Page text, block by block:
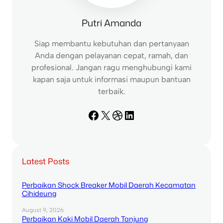
Putri Amanda
Siap membantu kebutuhan dan pertanyaan
Anda dengan pelayanan cepat, ramah, dan
profesional. Jangan ragu menghubungi kami
kapan saja untuk informasi maupun bantuan
terbaik.
Facebook X Dribbble LinkedIn
Latest Posts
Perbaikan Shock Breaker Mobil Daerah Kecamatan
Cihideung
August 9, 2026
Perbaikan Kaki Mobil Daerah Tanjung